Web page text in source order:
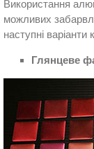
Використання
можливих
наступні
Глянцеве